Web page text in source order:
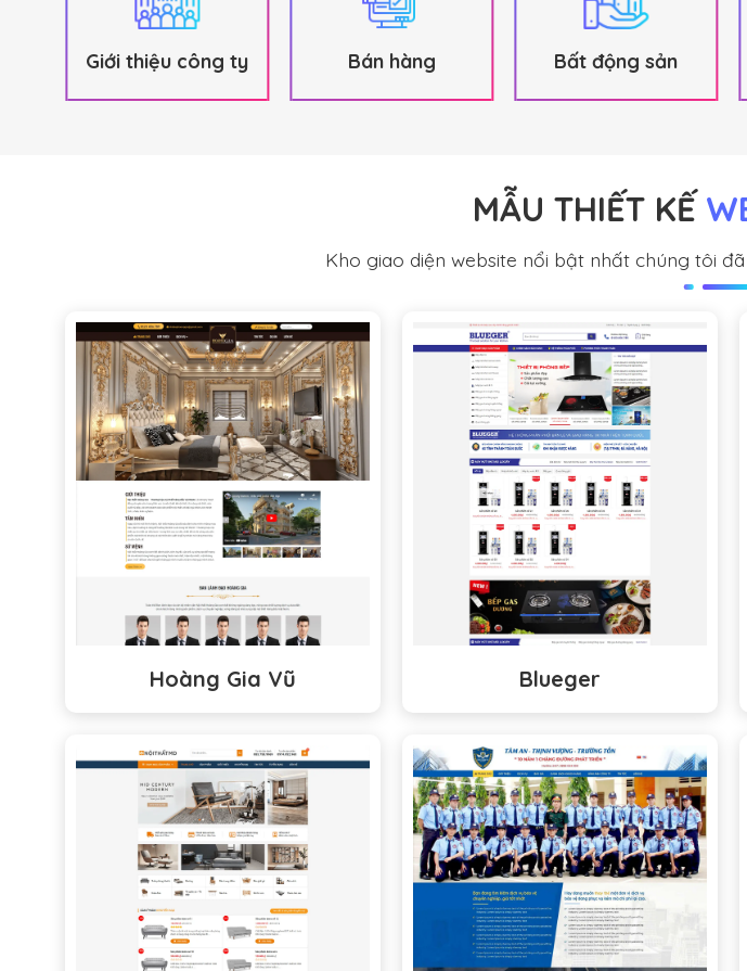
Giới thiệu công ty Bán hàng Bất động sản
MẪU THIẾT KẾ
Kho giao diện website nổi bật nhất chúng tôi
Hoàng Gia Vũ Blueger